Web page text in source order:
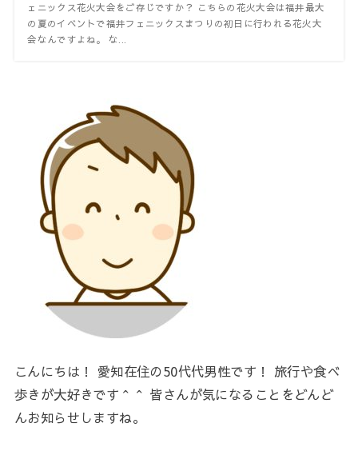
ェニックス花火大会をご存じですか？ こちらの花火大会は福井最大
の夏のイベントで福井フェニックスまつりの初日に行われる花火大
会なんですよね。 な...
こんにちは！ 愛知在住の50代代男性です！ 旅行や食べ
歩きが大好きです＾＾ 皆さんが気になることをどんど
んお知らせしますね。